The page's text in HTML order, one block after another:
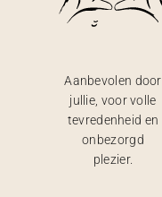
Aanbevolen door
jullie, voor volle
tevredenheid en
onbezorgd
plezier.